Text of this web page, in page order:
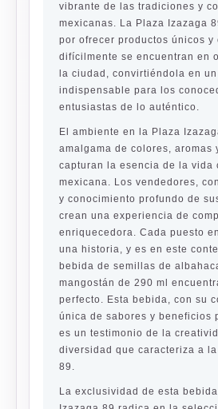
vibrante de las tradiciones y
mexicanas. La Plaza Izazaga
por ofrecer productos únicos y
difícilmente se encuentran en
la ciudad, convirtiéndola en
indispensable para los
entusiastas de lo auténtico.
El ambiente en la Plaza
amalgama de colores, aromas
capturan la esencia de la vida
mexicana. Los vendedores,
y conocimiento profundo de
crean una experiencia de
enriquecedora. Cada puesto
una historia, y es en este
bebida de semillas de
mangostán de 290 ml
perfecto. Esta bebida, con su
única de sabores y beneficios
es un testimonio de la
diversidad que caracteriza a
89.
La exclusividad de esta